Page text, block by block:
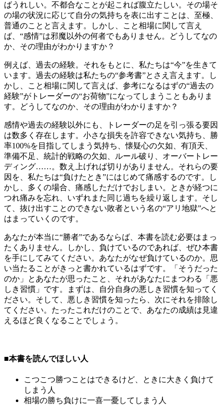
ばうれしい。不都合なことが起これば腹立たしい。その場そ
の場の状況に応じて自分の気持ちを表に出すことは、至極、
普通のことと言えます。しかし、こと相場に関して言え
ば、“感情”は邪魔以外の何者でもありません。どうしてなの
か、その理由がわかりますか？
例えば、過去の経験。それをもとに、私たちは“今”を生きて
います。過去の経験は私たちの“参考書”とさえ言えます。し
かし、こと相場に関して言えば、参考になるはずの“過去の
経験”がトレーダーの“お荷物”になってしまうこともありま
す。どうしてなのか、その理由がわかりますか？
感情や過去の経験以外にも、トレーダーの足を引っ張る要因
は数多く存在します。小さな損失を許容できない気持ち、勝
率100%を目指してしまう気持ち、懐疑心の欠如、有頂天、
準備不足、統計的戦略の欠如、ルール破り、オーバートレー
ディング……。数え上げれば切りがありません。それらの要
因を、私たちは“負けたとき”にはじめて痛感するのです。し
かし、多くの場合、痛感しただけでおしまい。ときが経つに
つれ痛みを忘れ、いずれまた同じ過ちを繰り返します。そし
て、抜け出すことのできない敗者という名の“アリ地獄”へと
はまっていくのです。
あなたが本当に“勝者”であるならば、本書を読む必要はまっ
たくありません。しかし、負けているのであれば、ぜひ本書
を手にしてみてください。あなたがなぜ負けているのか。思
い当たることがきっと書かれているはずです。「そうだった
のか」とあなたが思ったこと、それがあなたにまつわる「悪
しき習慣」です。まずは、自分自身の悪しき習慣を知ってく
ださい。そして、悪しき習慣を知ったら、次にそれを排除し
てください。たったこれだけのことで、あなたの成績は見違
えるほど良くなることでしょう。
■本書を読んでほしい人
こつこつ勝つことはできるけど、ときに大きく負けて
しまう人
相場の勝ち負けに一喜一憂してしまう人